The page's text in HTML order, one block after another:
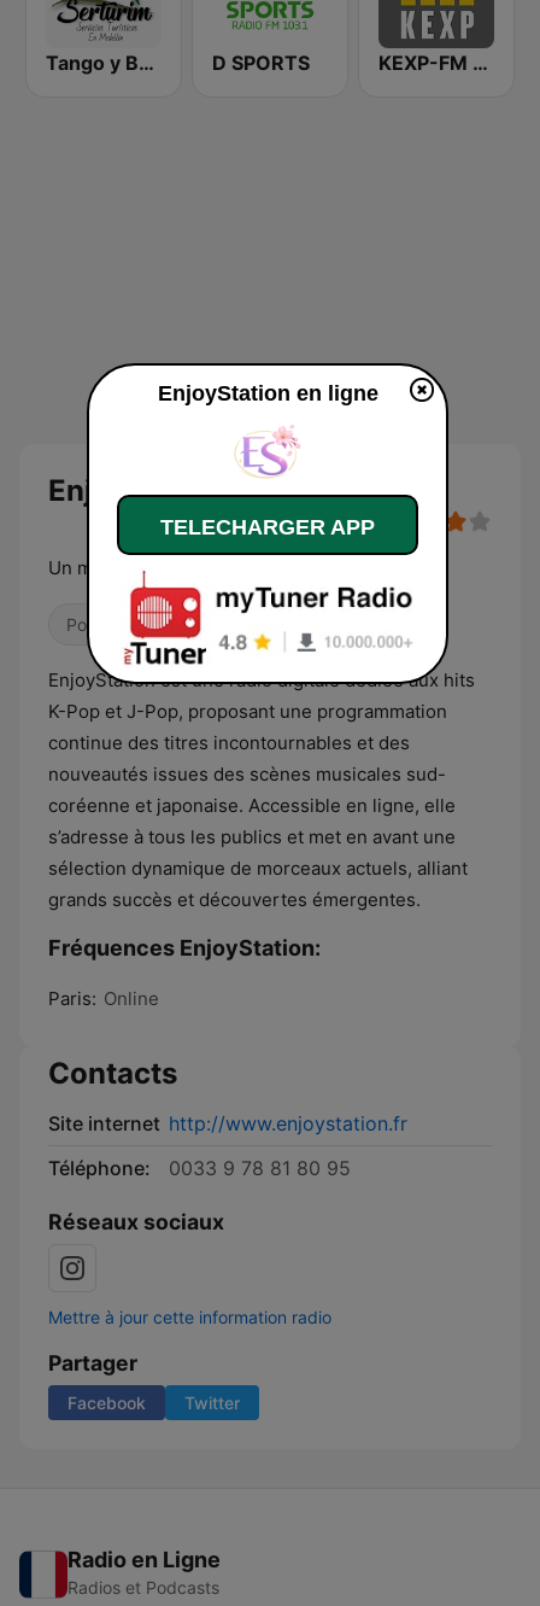
Tango y Bolero D SPORTS KEXP-FM 90.3
EnjoyStation
Un max de son fresh
Pop / Top 40
EnjoyStation est une radio digitale dédiée aux hits
K-Pop et J-Pop, proposant une programmation
continue des titres incontournables et des
nouveautés issues des scènes musicales sud-
coréenne et japonaise. Accessible en ligne, elle
s’adresse à tous les publics et met en avant une
sélection dynamique de morceaux actuels, alliant
grands succès et découvertes émergentes.
Fréquences EnjoyStation:
Paris: Online
Contacts
Site internet http://www.enjoystation.fr
Téléphone:
0033 9 78 81 80 95
Réseaux sociaux
Mettre à jour cette information radio
Partager
Facebook Twitter
Radio en Ligne
Radios et Podcasts
EnjoyStation en ligne
TELECHARGER APP